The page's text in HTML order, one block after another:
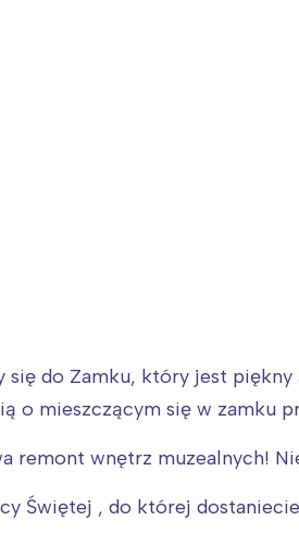
do Zamku, który jest
o mieszczącym się w zamku
remont wnętrz muzealnych!
Świętej , do której